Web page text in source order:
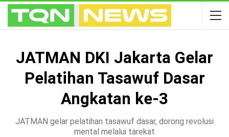
JATMAN DKI Jakarta Gelar
Pelatihan Tasawuf Dasar
Angkatan ke-3
JATMAN gelar pelatihan tasawuf dasar, dorong revolusi
mental melalui tarekat